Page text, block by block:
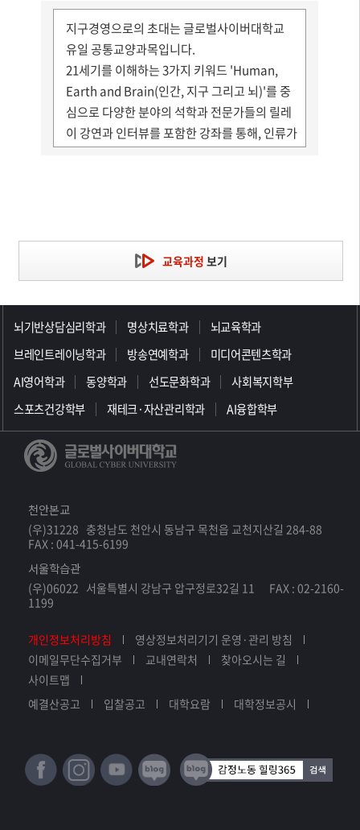
드시 따라 읽으셔야 됩니다. 그리고 입을 크게
벌리셔서요. 자, 그럼 이건 어떻게 발음 될까요?
바른 방법을 한번 살펴보도록 하겠습니다.
지구경영으로의 초대는 글로벌사이버대학교
유일 공통교양과목입니다.
21세기를 이해하는 3가지 키워드 'Human,
Earth and Brain(인간, 지구 그리고 뇌)'를 중
심으로 다양한 분야의 석학과 전문가들의 릴레
이 강연과 인터뷰를 포함한 강좌를 통해, 인류가
당면한 지구촌 시대에 대한 통찰과 그 대안을 모
교육과정 보기
뇌기반상담심리학과 명상치료학과
뇌교육학과
브레인트레이닝학과
방송연예학과
미디어콘텐츠학과
AI영어학과
동양학과 선도문화학과
사회복지학부
스포츠건강학부
재테크·자산관리학과 AI융합학부
천안본교
(우)31228 충청남도 천안시 동남구 목천읍 교천지산길 284-88
FAX : 041-415-6199
서울학습관
(우)06022 서울특별시 강남구 압구정로32길 11 FAX : 02-2160-
1199
개인정보처리방침
영상정보처리기기 운영·관리 방침
이메일무단수집거부
교내연락처
찾아오시는 길
사이트맵
예결산공고
입찰공고 대학요람 대학정보공시